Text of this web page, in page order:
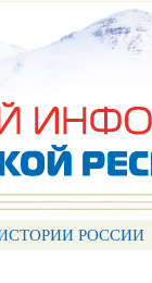
РОССИИ